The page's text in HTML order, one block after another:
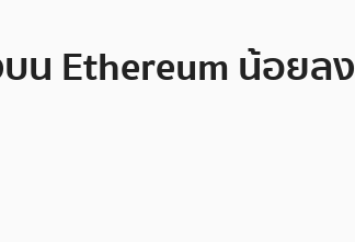
บน Ethereum น้อยลง